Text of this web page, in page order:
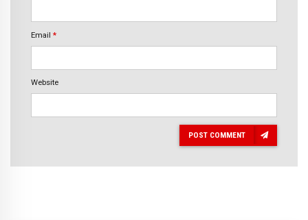
Email *
Website
POST COMMENT